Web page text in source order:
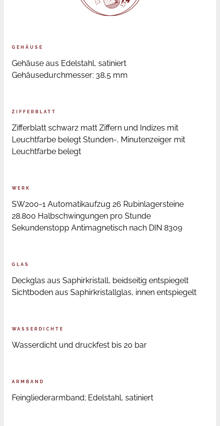
GEHÄUSE
Gehäuse aus Edelstahl, satiniert
Gehäusedurchmesser: 38,5 mm
ZIFFERBLATT
Zifferblatt schwarz matt Ziffern und Indizes mit
Leuchtfarbe belegt Stunden-, Minutenzeiger mit
Leuchtfarbe belegt
WERK
SW200-1 Automatikaufzug 26 Rubinlagersteine
28.800 Halbschwingungen pro Stunde
Sekundenstopp Antimagnetisch nach DIN 8309
GLAS
Deckglas aus Saphirkristall, beidseitig entspiegelt
Sichtboden aus Saphirkristallglas, innen entspiegelt
WASSERDICHTE
Wasserdicht und druckfest bis 20 bar
ARMBAND
Feingliederarmband; Edelstahl, satiniert